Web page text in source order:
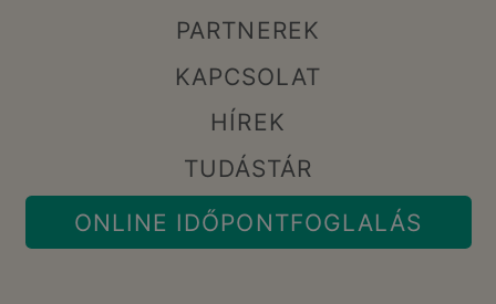
PARTNEREK
KAPCSOLAT
HÍREK
TUDÁSTÁR
ONLINE IDŐPONTFOGLALÁS